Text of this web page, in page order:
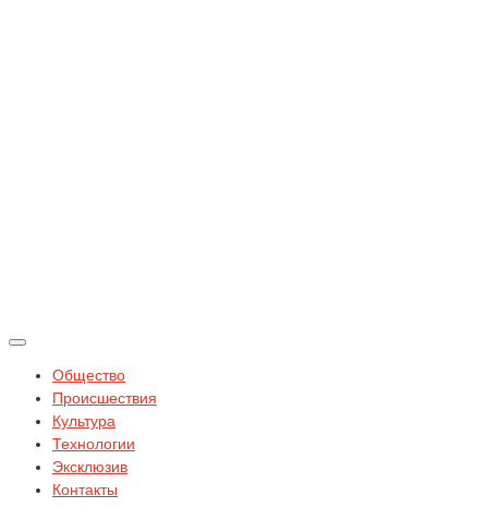
Общество
Происшествия
Культура
Технологии
Эксклюзив
Контакты